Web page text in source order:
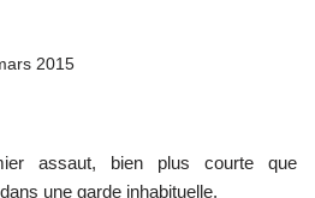
2015
assaut, bien plus courte que
une garde inhabituelle.